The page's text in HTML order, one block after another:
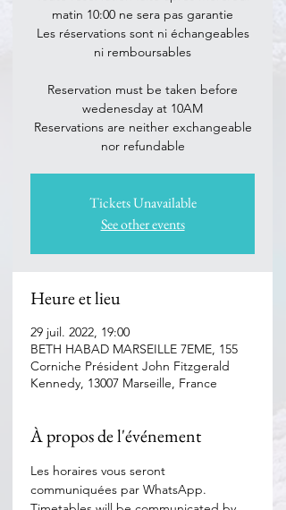
matin 10:00 ne sera pas garantie
Les réservations sont ni échangeables
ni remboursables
Reservation must be taken before
wedenesday at 10AM
Reservations are neither exchangeable
nor refundable
Tickets Unavailable
See other events
Heure et lieu
29 juil. 2022, 19:00
BETH HABAD MARSEILLE 7EME, 155
Corniche Président John Fitzgerald
Kennedy, 13007 Marseille, France
À propos de l'événement
Les horaires vous seront
communiquées par WhatsApp.